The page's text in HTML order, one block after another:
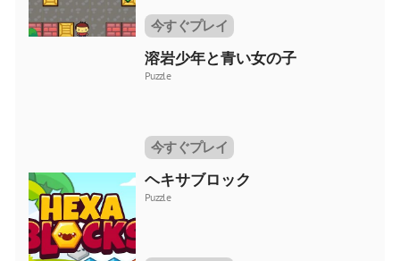
今すぐプレイ
溶岩少年と青い女の子
Puzzle
今すぐプレイ
ヘキサブロック
Puzzle